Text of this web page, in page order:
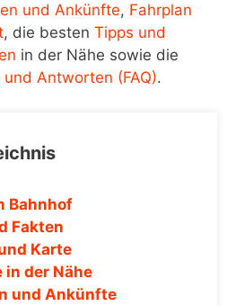
und Ankünfte, Fahrplan
, die besten Tipps und
in der Nähe sowie die
und Antworten (FAQ).
Bahnhof
Fakten
Karte
in der Nähe
und Ankünfte